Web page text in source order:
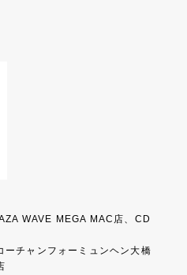
WAVE MEGA MAC店、CD
ーチャンフォーミュンヘン大橋